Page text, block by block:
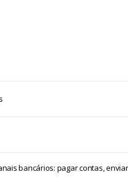
bancários: pagar contas,